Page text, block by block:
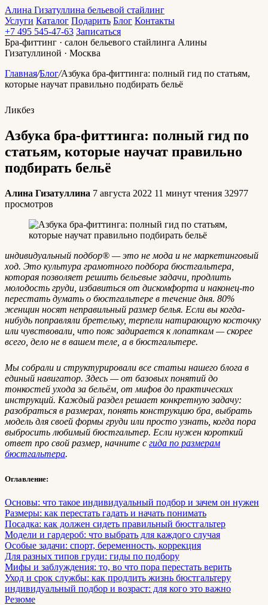
Алина Гизатуллина бельевой стайлинг
Услуги Каталог Подарить Блог Контакты
+7 495 545-47-63 Записаться
Бра-фиттинг · салон бельевого стайлинга Алины
Гизатуллиной · Москва
Главная/Блог/Азбука бра-фиттинга: полный гид по статьям,
которые научат правильно подбирать бельё
Ликбез
Азбука бра-фиттинга: полный гид по
статьям, которые научат правильно
подбирать бельё
Алина Гизатуллина 7 августа 2022 11 минут чтения 32977
просмотров
индивидуальный подбор® — это не мода и не маркетинговый
ход. Это культура грамотного подбора бюстгальтера,
которая позволяет решить бельевые задачи, продлить
молодость груди, избавиться от дискомфорта и наконец-то
перестать думать о бюстгальтере в течение дня. 80%
женщин носят неправильный размер белья. Если вы когда-
нибудь поправляли бретельку, терпели натирающую косточку
или чувствовали, что пояс задирается к лопаткам — скорее
всего, дело не в вашем теле, а в бюстгальтере.
Мы собрали и структурировали все статьи нашего блога в
единый навигатор. Здесь — от базовых понятий до
тонкостей ухода за бельём, от мифов до практических
инструкций. Каждый раздел решает конкретную задачу:
разобраться в размерах, понять конструкцию бра, выбрать
модель для своей формы груди или просто узнать, когда пора
выбросить любимый бюстгальтер. Если нужен короткий
ответ про свой размер, начните с гида по размерам
бюстгальтера.
Оглавление:
Основы: что такое индивидуальный подбор и зачем он нужен
Размеры: как перестать гадать и начать понимать
Посадка: как должен сидеть правильный бюстгальтер
Модели и гардероб: что выбрать для каждого случая
Особые задачи: спорт, беременность, коррекция
Для разных типов груди: гиды по подбору
Мифы и заблуждения: то, во что пора перестать верить
Уход и срок службы: как продлить жизнь бюстгальтеру
индивидуальный подбор и возраст: для кого это важно
Резюме